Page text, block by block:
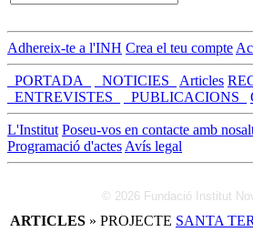
Adhereix-te a l'INH Crea el teu compte
_PORTADA_ _NOTICIES_ Articles
_ENTREVISTES_
_PUBLICACIONS_
L'Institut Poseu-vos en contacte amb
Programació d'actes Avís legal
© 2026 Fundació Institut
ARTICLES » PROJECTE SANTA